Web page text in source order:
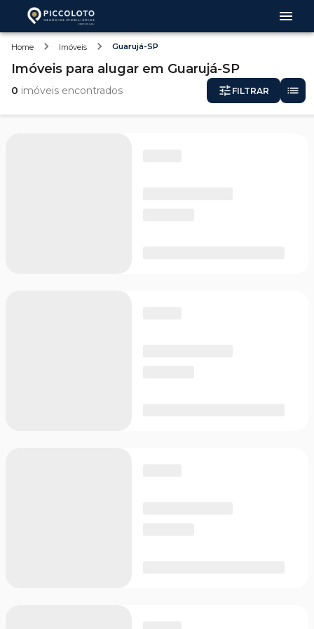
Home Imóveis Guarujá-SP
Imóveis para alugar em Guarujá-SP
0 imóveis encontrados FILTRAR